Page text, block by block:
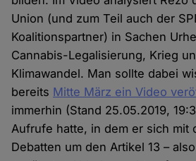
Union (und zum Teil auch der
Koalitionspartner) in Sachen
Cannabis-Legalisierung, Krieg
Klimawandel. Man sollte dabei
bereits Mitte März ein Video
immerhin (Stand 25.05.2019,
Aufrufe hatte, in dem er sich mit
Debatten um den Artikel 13 –